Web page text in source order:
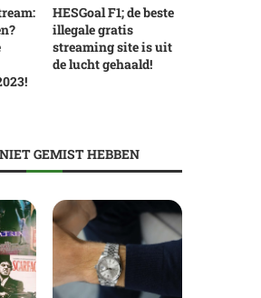
HESGoal F1; de beste
illegale gratis
streaming site is uit
de lucht gehaald!
GEMIST HEBBEN